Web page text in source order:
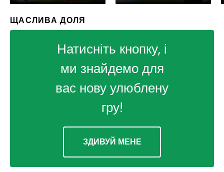
ЩАСЛИВА ДОЛЯ
Натисніть кнопку, і
ми знайдемо для
вас нову улюблену
гру!
ЗДИВУЙ МЕНЕ